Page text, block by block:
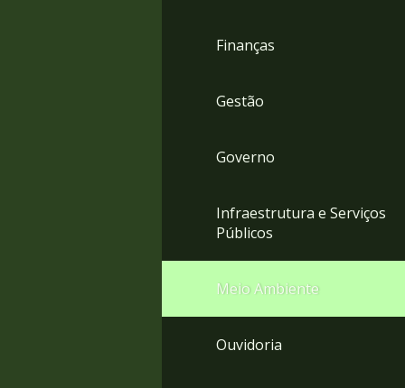
Finanças
Gestão
Governo
Infraestrutura e Serviços
Públicos
Meio Ambiente
Ouvidoria